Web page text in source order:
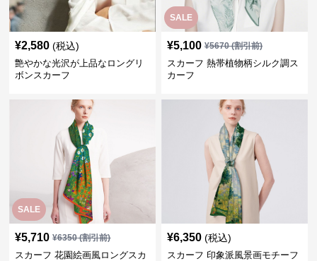
¥2,580 (税込)
艶やかな光沢が上品なロングリ
ボンスカーフ
SALE
¥5,100 ¥5670(割引前)
スカーフ 熱帯植物柄シルク調ス
カーフ
SALE
¥5,710 ¥6350(割引前)
スカーフ 花園絵画風ロングスカ
¥6,350 (税込)
スカーフ 印象派風景画モチーフ